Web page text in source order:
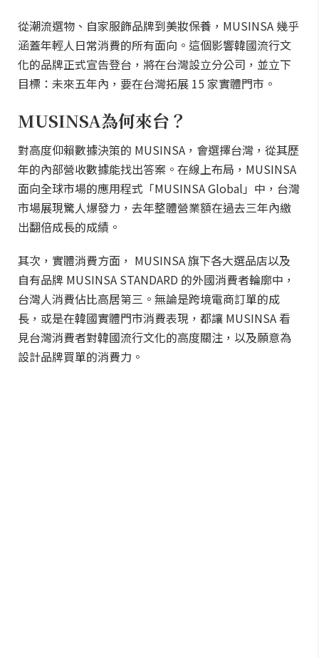
從潮流選物、自家服飾品牌到美妝保養，MUSINSA 幾乎
涵蓋年輕人日常消費的所有面向。這個影響韓國流行文
化的品牌正式宣告登台，將在台灣設立分公司，並立下
目標：未來五年內，要在台灣拓展 15 家實體門市。
MUSINSA為何來台？
對高度仰賴數據決策的 MUSINSA，會選擇台灣，從其歷
年的內部營收數據能找出答案。在線上布局，MUSINSA
面向全球市場的應用程式「MUSINSA Global」中，台灣
市場展現驚人爆發力，去年整體營業額在過去三年內繳
出翻倍成長的成績。
其次，實體消費方面， MUSINSA 旗下各大選品店以及
自有品牌 MUSINSA STANDARD 的外國消費者輪廓中，
台灣人消費佔比高居第三。無論是跨境電商訂單的成
長，或是在韓國實體門市消費表現，都讓 MUSINSA 看
見台灣消費者對韓國流行文化的高度關注，以及願意為
設計品牌買單的消費力。